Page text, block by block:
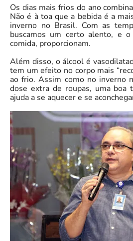
Os dias mais frios do ano
Não é à toa que a bebida é a
inverno no Brasil. Com as
buscamos um certo alento, e
comida, proporcionam.
Além disso, o álcool é
tem um efeito no corpo mais
ao frio. Assim como no inverno
dose extra de roupas, uma boa
ajuda a se aquecer e se